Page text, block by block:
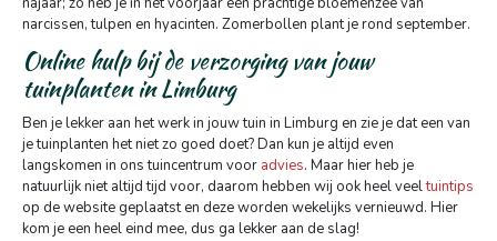
narcissen, tulpen en hyacinten. Zomerbollen plant je rond september.
Online hulp bij de verzorging van jouw
tuinplanten in Limburg
Ben je lekker aan het werk in jouw tuin in Limburg en zie je dat een van
je tuinplanten het niet zo goed doet? Dan kun je altijd even
langskomen in ons tuincentrum voor advies. Maar hier heb je
natuurlijk niet altijd tijd voor, daarom hebben wij ook heel veeltuintips
op de website geplaatst en deze worden wekelijks vernieuwd. Hier
kom je een heel eind mee, dus ga lekker aan de slag!